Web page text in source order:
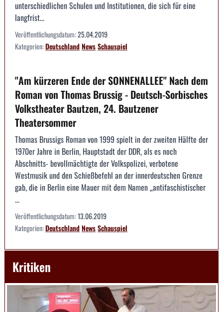
unterschiedlichen Schulen und Institutionen, die sich für eine
langfrist...
Veröffentlichungsdatum:25.04.2019
Kategorien:DeutschlandNewsSchauspiel
"Am kürzeren Ende der SONNENALLEE" Nach dem
Roman von Thomas Brussig - Deutsch-Sorbisches
Volkstheater Bautzen, 24. Bautzener
Theatersommer
Thomas Brussigs Roman von 1999 spielt in der zweiten Hälfte der
1970er Jahre in Berlin, Hauptstadt der DDR, als es noch
Abschnitts- bevollmächtigte der Volkspolizei, verbotene
Westmusik und den Schießbefehl an der innerdeutschen Grenze
gab, die in Berlin eine Mauer mit dem Namen „antifaschistischer
...
Veröffentlichungsdatum:13.06.2019
Kategorien:DeutschlandNewsSchauspiel
Kritiken